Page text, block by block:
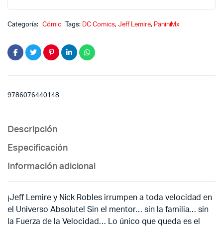
Categoría: Cómic Tags: DC Comics,Jeff Lemire, PaniniMx
9786076440148
Descripción
Especificación
Información adicional
¡Jeff Lemire y Nick Robles irrumpen a toda velocidad en
el Universo Absolute! Sin el mentor… sin la familia… sin
la Fuerza de la Velocidad… Lo único que queda es el